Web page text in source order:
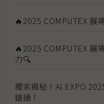
🔥2025 COMPUTEX 展
🔥2025 COMPUTEX 展
力🔍
獨家揭秘！AI EXPO
錯過！